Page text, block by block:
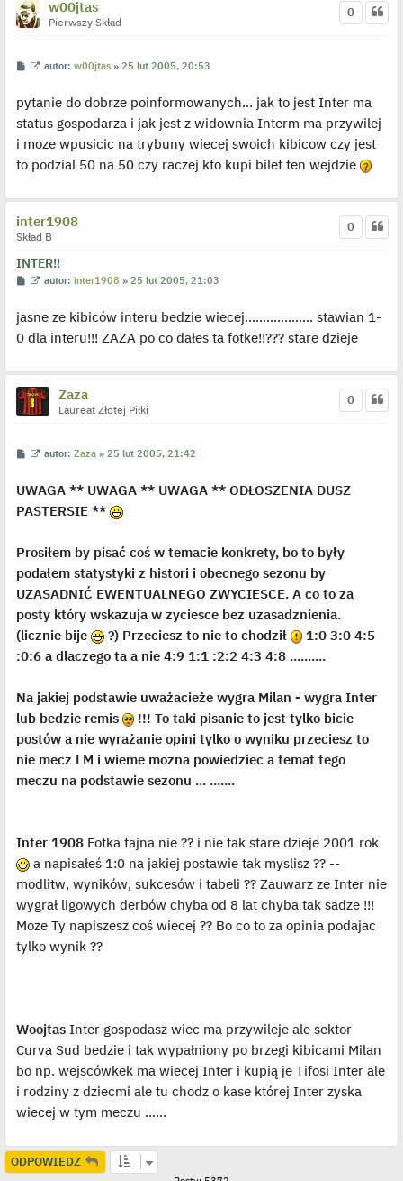
w00jtas
Pierwszy Skład
0
P
t
W
w
e
l
o
d
y
n
c
y
p
o
autor:w00jtas »25 lut 2005, 20:53
pytanie do dobrze poinformowanych... jak to jest Inter ma
status gospodarza i jak jest z widownia Interm ma przywilej
i moze wpusicic na trybuny wiecej swoich kibicow czy jest
to podzial 50 na 50 czy raczej kto kupi bilet ten wejdzie
inter1908
Skład B
INTER!!
0
P
t
W
w
e
p
o
j
e
c
p
s
autor:inter1908 »25 lut 2005, 21:03
jasne ze kibiców interu bedzie wiecej................... stawian 1-
0 dla interu!!! ZAZA po co dałes ta fotke!!??? stare dzieje
Zaza
Laureat Złotej Piłki
0
P
t
W
w
e
p
o
j
e
d
n
z
y
p
t
autor:Zaza »25 lut 2005, 21:42
UWAGA ** UWAGA ** UWAGA ** ODŁOSZENIA DUSZ
PASTERSIE **
Prosiłem by pisać coś w temacie konkrety, bo to były
podałem statystyki z histori i obecnego sezonu by
UZASADNIĆ EWENTUALNEGO ZWYCIESCE. A co to za
posty który wskazuja w zyciesce bez uzasadznienia.
(licznie bije
?) Przeciesz to nie to chodził
1:0 3:0 4:5
:0:6 a dlaczego ta a nie 4:9 1:1 :2:2 4:3 4:8 ..........
Na jakiej podstawie uważacieże wygra Milan - wygra Inter
lub bedzie remis
!!! To taki pisanie to jest tylko bicie
postów a nie wyrażanie opini tylko o wyniku przeciesz to
nie mecz LM i wieme mozna powiedziec a temat tego
meczu na podstawie sezonu ... .......
Inter 1908Fotka fajna nie ?? i nie tak stare dzieje 2001 rok
a napisałeś 1:0 na jakiej postawie tak myslisz ?? --
modlitw, wyników, sukcesów i tabeli ?? Zauwarz ze Inter nie
wygrał ligowych derbów chyba od 8 lat chyba tak sadze !!!
Moze Ty napiszesz coś wiecej ?? Bo co to za opinia podajac
tylko wynik ??
Woojtas Inter gospodasz wiec ma przywileje ale sektor
Curva Sud bedzie i tak wypałniony po brzegi kibicami Milan
bo np. wejscówkek ma wiecej Inter i kupią je Tifosi Inter ale
i rodziny z dziecmi ale tu chodz o kase której Inter zyska
wiecej w tym meczu ......
ODPOWIEDZ